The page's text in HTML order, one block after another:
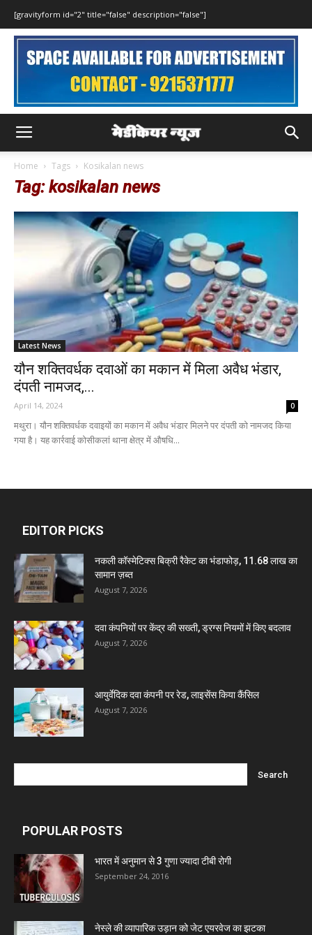
[gravityform id="2" title="false" description="false"]
Home Tags Kosikalan news
Tag: kosikalan news
Latest News
यौन शक्तिवर्धक दवाओं का मकान में मिला अवैध भंडार,
दंपती नामजद,...
April 14, 2024 0
मथुरा। यौन शक्तिवर्धक दवाइयों का मकान में अवैध भंडार मिलने पर दंपती को नामजद किया
गया है। यह कार्रवाई कोसीकलां थाना क्षेत्र में औषधि...
EDITOR PICKS
नकली कॉस्मेटिक्स बिक्री रैकेट का भंडाफोड़, 11.68 लाख का
सामान ज़ब्त
August 7, 2026
दवा कंपनियों पर केंद्र की सख्ती, ड्रग्स नियमों में किए बदलाव
August 7, 2026
आयुर्वेदिक दवा कंपनी पर रेड, लाइसेंस किया कैंसिल
August 7, 2026
POPULAR POSTS
भारत में अनुमान से 3 गुणा ज्यादा टीबी रोगी
September 24, 2016
नेस्ले की व्यापारिक उड़ान को जेट एयरवेज का झटका